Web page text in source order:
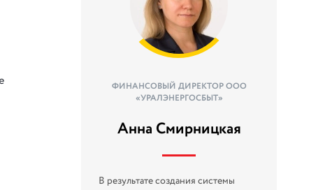
ФИНАНСОВЫЙ ДИРЕКТОР ООО
«УРАЛЭНЕРГОСБЫТ»
Анна Смирницкая
В результате создания системы